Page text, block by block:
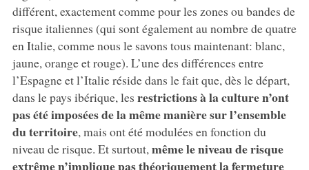
différent, exactement comme pour les zones ou bandes de
risque italiennes (qui sont également au nombre de quatre
en Italie, comme nous le savons tous maintenant: blanc,
jaune, orange et rouge). L’une des différences entre
l’Espagne et l’Italie réside dans le fait que, dès le départ,
dans le pays ibérique, les restrictions à la culture n’ont
pas été imposées de la même manière sur l’ensemble
du territoire, mais ont été modulées en fonction du
niveau de risque. Et surtout, même le niveau de risque
extrême n’implique pas théoriquement la fermeture